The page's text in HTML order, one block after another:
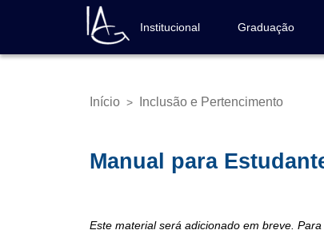
conteúdo
Navegação
principal
Institucional Graduação
Trilha
Início > Inclusão e Pertencimento
Manual para
Este material será adicionado em breve.